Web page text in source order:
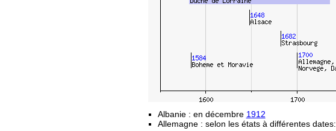
Albanie : en décembre 1912
Allemagne : selon les états à différentes dates: